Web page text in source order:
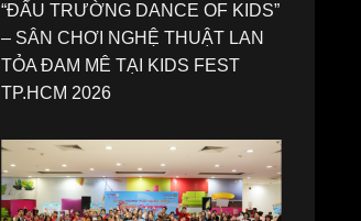
“ĐẤU TRƯỜNG DANCE OF KIDS”
– SÂN CHƠI NGHỆ THUẬT LAN
TỎA ĐAM MÊ TẠI KIDS FEST
TP.HCM 2026